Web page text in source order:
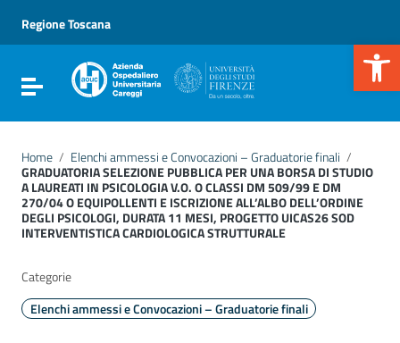
Vai al menu di navigazione
Vai al footer
Regione Toscana
Attiva / disattiva la navigazione
Home / Elenchi ammessi e Convocazioni – Graduatorie finali /
GRADUATORIA SELEZIONE PUBBLICA PER UNA BORSA DI STUDIO
A LAUREATI IN PSICOLOGIA V.O. O CLASSI DM 509/99 E DM
270/04 O EQUIPOLLENTI E ISCRIZIONE ALL’ALBO DELL’ORDINE
DEGLI PSICOLOGI, DURATA 11 MESI, PROGETTO UICAS26 SOD
INTERVENTISTICA CARDIOLOGICA STRUTTURALE
Categorie
Elenchi ammessi e Convocazioni – Graduatorie finali